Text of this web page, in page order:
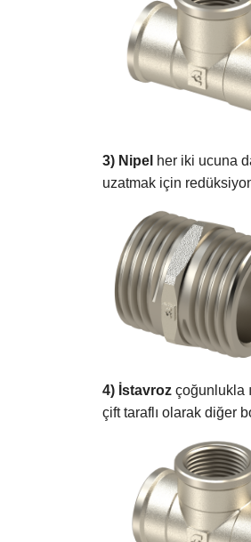
3) Nipel her iki ucuna
uzatmak için
4) İstavroz çoğunlukla
çift taraflı olarak diğer